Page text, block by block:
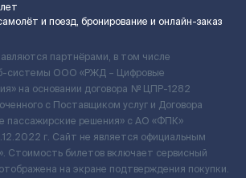
и поезд, бронирование и онлайн-заказ
партнёрами, в том числе
системы ООО «РЖД – Цифровые
на основании договора № ЦПР-1282
с Поставщиком услуг и Договора
решения» c АО «ФПК»
г. Сайт не является официальным
Стоимость билетов включает сервисный
на экране подтверждения покупки.